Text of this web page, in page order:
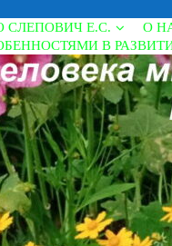
СЛЕПОВИЧ Е.С. О
В